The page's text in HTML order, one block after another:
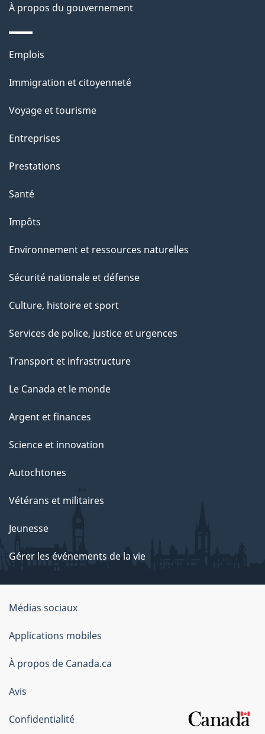
p
a
À propos du gouvernement
Thèmes
sujets
Emplois
Immigration et citoyenneté
Voyage et tourisme
Entreprises
Prestations
Santé
Impôts
Environnement et ressources naturelles
Sécurité nationale et défense
Culture, histoire et sport
Services de police, justice et urgences
Transport et infrastructure
Le Canada et le monde
Argent et finances
Science et innovation
Autochtones
Vétérans et militaires
Jeunesse
Gérer les événements de la vie
Organisation
du
gouvernement
du
Canada
Médias sociaux
Applications mobiles
À propos de Canada.ca
Avis
Confidentialité